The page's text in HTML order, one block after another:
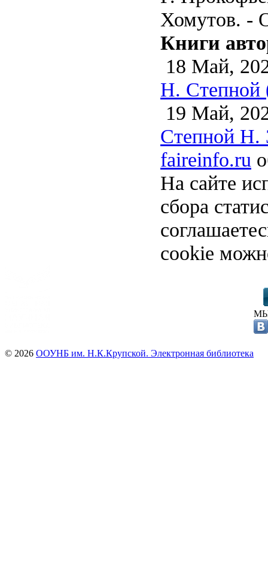
Хомутов. -
Книги
18 Май,
Н. Степной
19 Май,
Степной Н.
faireinfo.ru
На сайте
сбора
cookie
© 2026 ООУНБ им. Н.К.Крупской. Электронная библиотека